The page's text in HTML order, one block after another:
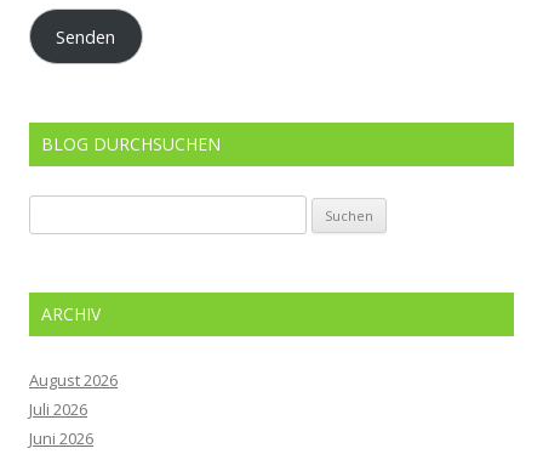
Adresse
Senden
BLOG DURCHSUCHEN
nach:
ARCHIV
August 2026
Juli 2026
Juni 2026